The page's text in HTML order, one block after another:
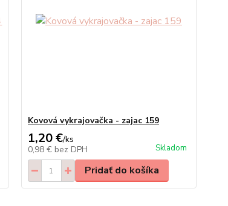
Kovová vykrajovačka - zajac 159
1,20 €/ks
0,98 € bez DPH Skladom
Pridať do košíka